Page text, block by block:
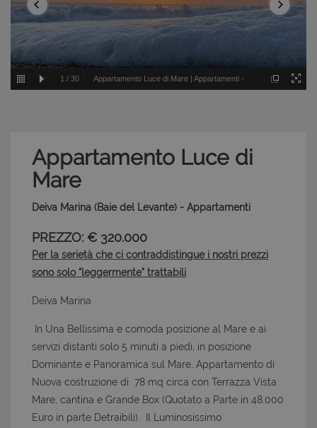
1 / 30 Appartamento Luce di Mare | Appartamenti -
Appartamento Luce di
Mare
Deiva Marina (Baie del Levante) - Appartamenti
PREZZO: € 320.000
Per la serietà che ci contraddistingue i nostri prezzi
sono solo "leggermente" trattabili
Deiva Marina
In Una Bellissima e comoda posizione al Mare e ai
servizi distanti solo 5 minuti a piedi, in posizione
Dominante e Panoramica sul Mare, Appartamento di
Nuova costruzione di 78 mq circa con Terrazza Vista
Mare, cantina e Grande Box (Quotato a Parte in 48.000
Euro in parte Detraibili). Il Luminosissimo